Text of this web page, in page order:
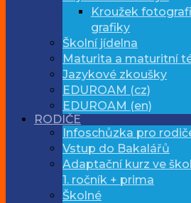
Kroužek
grafiky
Školní jídelna
Maturita a maturitní
Jazykové zkoušky
EDUROAM (cz)
EDUROAM (en)
RODIČE
Infoschůzka pro
Vstup do Bakalářů
Adaptační kurz ve
1. ročník + prima
Školné